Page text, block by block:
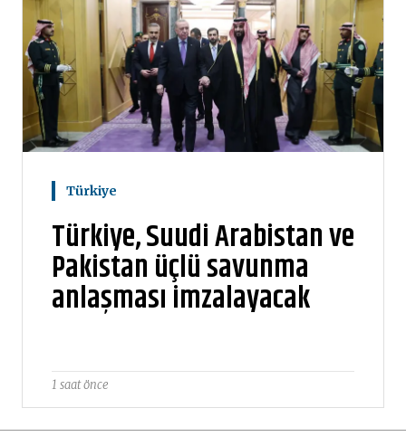
Türkiye
Türkiye, Suudi Arabistan ve
Pakistan üçlü savunma
anlaşması imzalayacak
1 saat önce